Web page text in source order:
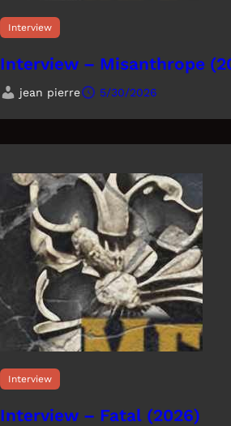
Interview
Interview – Misanthrope
jean pierre 5/30/2026
Interview
Interview – Fatal (2026)